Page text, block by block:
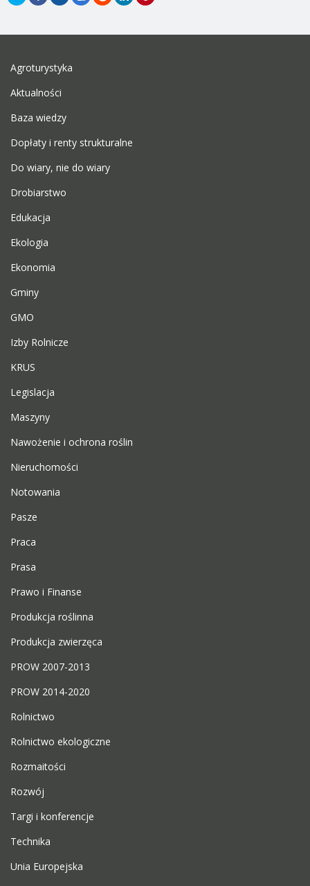
Agroturystyka
Aktualności
Baza wiedzy
Dopłaty i renty strukturalne
Do wiary, nie do wiary
Drobiarstwo
Edukacja
Ekologia
Ekonomia
Gminy
GMO
Izby Rolnicze
KRUS
Legislacja
Maszyny
Nawożenie i ochrona roślin
Nieruchomości
Notowania
Pasze
Praca
Prasa
Prawo i Finanse
Produkcja roślinna
Produkcja zwierzęca
PROW 2007-2013
PROW 2014-2020
Rolnictwo
Rolnictwo ekologiczne
Rozmaitości
Rozwój
Targi i konferencje
Technika
Unia Europejska